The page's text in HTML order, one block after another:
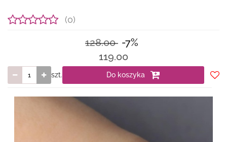
(0)
128.00 -7%
119.00
szt. Do koszyka